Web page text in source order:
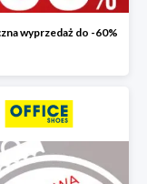
wyprzedaż do -60%